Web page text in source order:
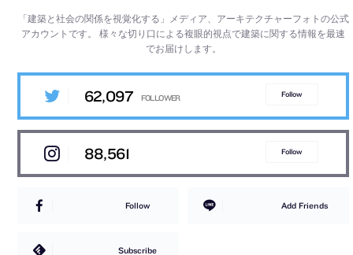
「建築と社会の関係を視覚化する」メディア、アーキテクチャーフォトの公式
アカウントです。様々な切り口による複眼的視点で建築に関する情報を最速
でお届けします。
62,097 Follow
88,561 Follow
Follow Add Friends
Subscribe